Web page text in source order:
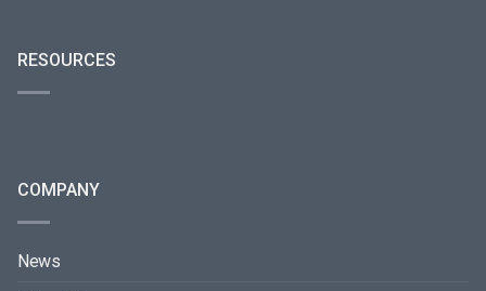
RESOURCES
COMPANY
News